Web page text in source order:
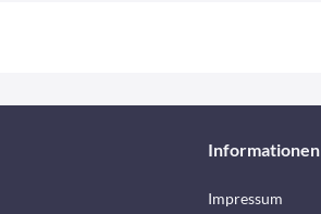
Informationen
Impressum